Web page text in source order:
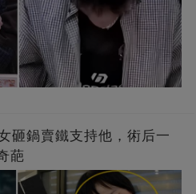
砸鍋賣鐵支持他，術后一
葩